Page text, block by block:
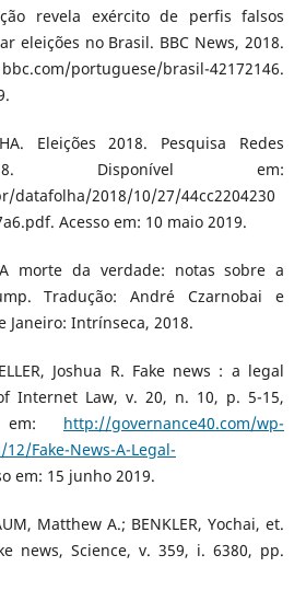
revela exército de perfis falsos
eleições no Brasil. BBC News, 2018.
portuguese/brasil-42172146.
Eleições 2018. Pesquisa Redes
Disponível em:
datafolha/2018/10/27/44cc2204230
Acesso em: 10 maio 2019.
A morte da verdade: notas sobre a
Tradução: André Czarnobai e
Janeiro: Intrínseca, 2018.
Joshua R. Fake news : a legal
Internet Law, v. 20, n. 10, p. 5-15,
em: http://governance40.com/wp-
Fake-News-A-Legal-
em: 15 junho 2019.
Matthew A.; BENKLER, Yochai, et.
news, Science, v. 359, i. 6380, pp.